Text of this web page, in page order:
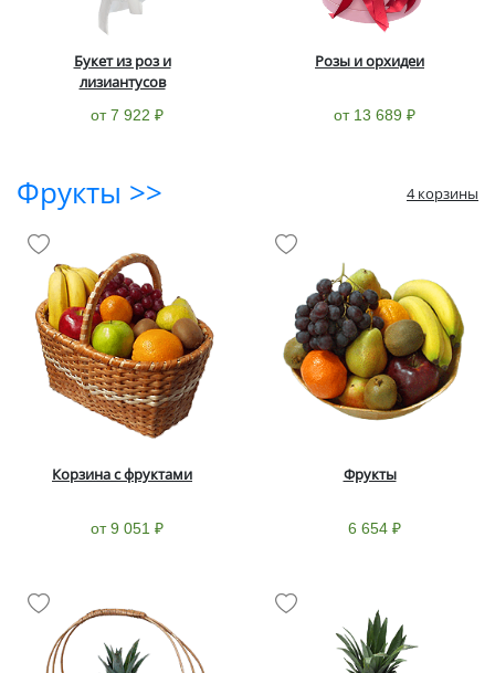
Букет из роз и
лизиантусов
от 7 922 ₽
Розы и орхидеи
от 13 689 ₽
Фрукты >> 4 корзины
Корзина с фруктами
от 9 051 ₽
Фрукты
6 654 ₽